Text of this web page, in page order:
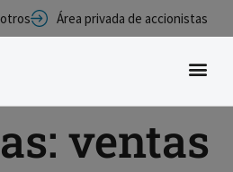
Área privada de accionistas
ventas